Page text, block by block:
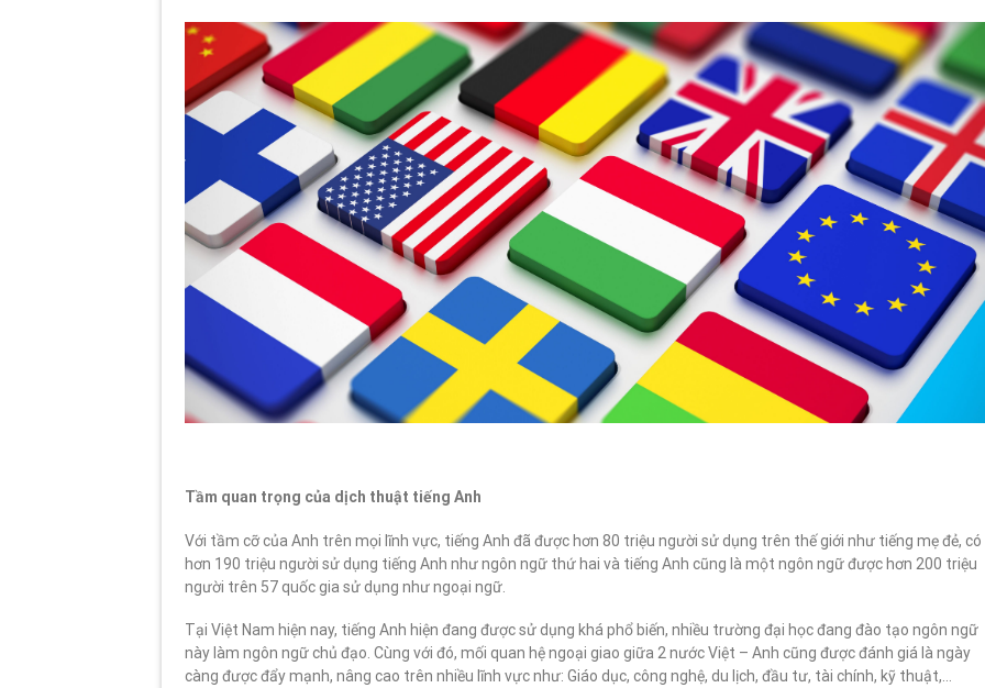
Tầm quan trọng của dịch thuật tiếng Anh
Với tầm cỡ của Anh trên mọi lĩnh vực, tiếng Anh đã được hơn 80 triệu người sử dụng trên thế giới như tiếng mẹ đẻ, có
hơn 190 triệu người sử dụng tiếng Anh như ngôn ngữ thứ hai và tiếng Anh cũng là một ngôn ngữ được hơn 200 triệu
người trên 57 quốc gia sử dụng như ngoại ngữ.
Tại Việt Nam hiện nay, tiếng Anh hiện đang được sử dụng khá phổ biến, nhiều trường đại học đang đào tạo ngôn ngữ
này làm ngôn ngữ chủ đạo. Cùng với đó, mối quan hệ ngoại giao giữa 2 nước Việt – Anh cũng được đánh giá là ngày
càng được đẩy mạnh, nâng cao trên nhiều lĩnh vực như: Giáo dục, công nghệ, du lịch, đầu tư, tài chính, kỹ thuật,…